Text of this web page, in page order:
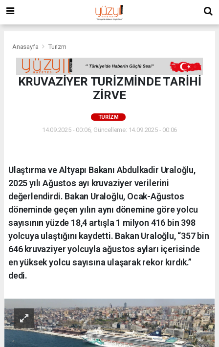
Anasayfa Turizm
KRUVAZİYER TURİZMİNDE TARİHİ
ZİRVE
TURIZM
14.09.2025 - 00:06, Güncelleme: 14.09.2025 - 00:06
Ulaştırma ve Altyapı Bakanı Abdulkadir Uraloğlu,
2025 yılı Ağustos ayı kruvaziyer verilerini
değerlendirdi. Bakan Uraloğlu, Ocak-Ağustos
döneminde geçen yılın aynı dönemine göre yolcu
sayısının yüzde 18,4 artışla 1 milyon 416 bin 398
yolcuya ulaştığını kaydetti. Bakan Uraloğlu, “357 bin
646 kruvaziyer yolcuyla ağustos ayları içerisinde
en yüksek yolcu sayısına ulaşarak rekor kırdık.”
dedi.